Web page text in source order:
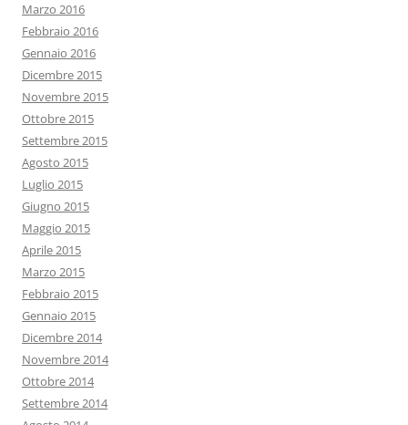
Marzo 2016
Febbraio 2016
Gennaio 2016
Dicembre 2015
Novembre 2015
Ottobre 2015
Settembre 2015
Agosto 2015
Luglio 2015
Giugno 2015
Maggio 2015
Aprile 2015
Marzo 2015
Febbraio 2015
Gennaio 2015
Dicembre 2014
Novembre 2014
Ottobre 2014
Settembre 2014